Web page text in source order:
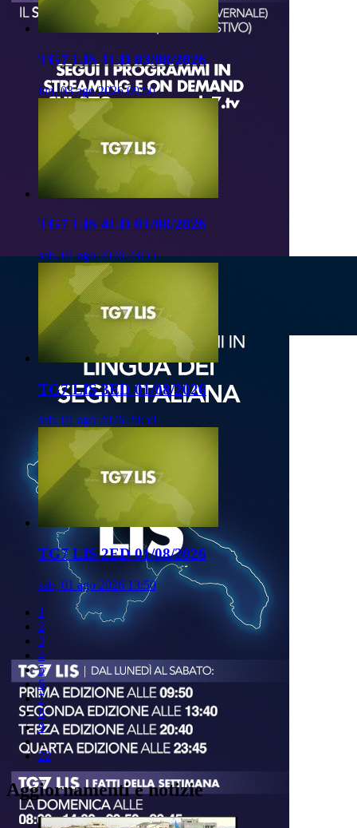
TG7 LIS 1ED 03/08/2026
lun, 03 ago 2026 09:50
TG7 LIS 4ED 01/08/2026
sab, 01 ago 2026 23:55
TG7 LIS 3ED 01/08/2026
sab, 01 ago 2026 20:50
TG7 LIS 2ED 01/08/2026
sab, 01 ago 2026 13:50
1
2
3
4
5
6
7
8
9
..
22
Aggiornamenti e notizie